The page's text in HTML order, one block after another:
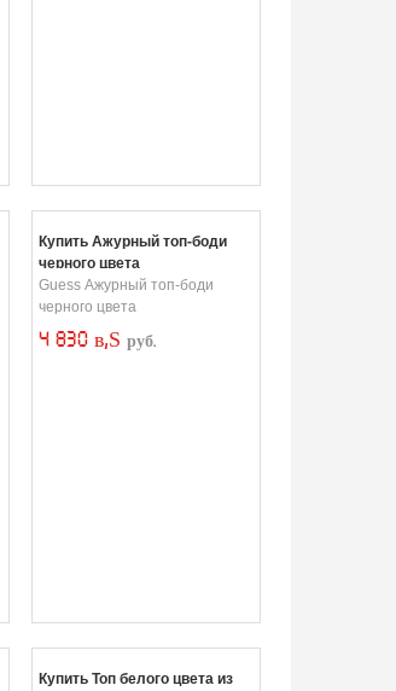
Купить Ажурный топ-боди
черного цвета
Guess Ажурный топ-боди
черного цвета
4 830 в‚Ѕ руб.
Купить Топ белого цвета из